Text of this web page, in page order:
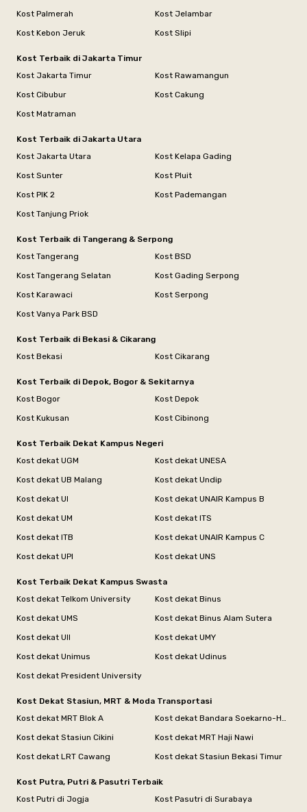
Kost Palmerah
Kost Jelambar
Kost Kebon Jeruk
Kost Slipi
Kost Terbaik di Jakarta Timur
Kost Jakarta Timur
Kost Rawamangun
Kost Cibubur
Kost Cakung
Kost Matraman
Kost Terbaik di Jakarta Utara
Kost Jakarta Utara
Kost Kelapa Gading
Kost Sunter
Kost Pluit
Kost PIK 2
Kost Pademangan
Kost Tanjung Priok
Kost Terbaik di Tangerang & Serpong
Kost Tangerang
Kost BSD
Kost Tangerang Selatan
Kost Gading Serpong
Kost Karawaci
Kost Serpong
Kost Vanya Park BSD
Kost Terbaik di Bekasi & Cikarang
Kost Bekasi
Kost Cikarang
Kost Terbaik di Depok, Bogor & Sekitarnya
Kost Bogor
Kost Depok
Kost Kukusan
Kost Cibinong
Kost Terbaik Dekat Kampus Negeri
Kost dekat UGM
Kost dekat UNESA
Kost dekat UB Malang
Kost dekat Undip
Kost dekat UI
Kost dekat UNAIR Kampus B
Kost dekat UM
Kost dekat ITS
Kost dekat ITB
Kost dekat UNAIR Kampus C
Kost dekat UPI
Kost dekat UNS
Kost Terbaik Dekat Kampus Swasta
Kost dekat Telkom University
Kost dekat Binus
Kost dekat UMS
Kost dekat Binus Alam Sutera
Kost dekat UII
Kost dekat UMY
Kost dekat Unimus
Kost dekat Udinus
Kost dekat President University
Kost Dekat Stasiun, MRT & Moda Transportasi
Kost dekat MRT Blok A
Kost dekat Bandara Soekarno-Hatta
Kost dekat Stasiun Cikini
Kost dekat MRT Haji Nawi
Kost dekat LRT Cawang
Kost dekat Stasiun Bekasi Timur
Kost Putra, Putri & Pasutri Terbaik
Kost Putri di Jogja
Kost Pasutri di Surabaya